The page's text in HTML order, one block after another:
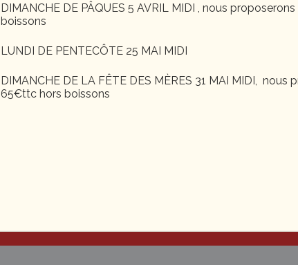
DIMANCHE DE PÂQUES 5 AVRIL MIDI , nous
boissons
LUNDI DE PENTECÔTE 25 MAI MIDI
DIMANCHE DE LA FÊTE DES MÈRES 31 MAI MIDI,
65€ttc hors boissons